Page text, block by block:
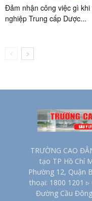
Đảm nhận công việc gì khi
nghiệp Trung cấp Dược...
TRƯỜNG CAO
tạo TP Hồ Chí
Phường 12, Quận
thoại: 1800 1201
Đường Cầu